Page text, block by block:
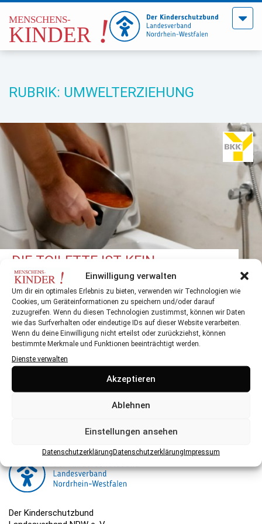
Einwilligung verwalten
Um dir ein optimales Erlebnis zu bieten, verwenden wir Technologien wie
Cookies, um Geräteinformationen zu speichern und/oder darauf
zuzugreifen. Wenn du diesen Technologien zustimmst, können wir Daten
wie das Surfverhalten oder eindeutige IDs auf dieser Website verarbeiten.
Wenn du deine Einwilligung nicht erteilst oder zurückziehst, können
bestimmte Merkmale und Funktionen beeinträchtigt werden.
Dienste verwalten
Akzeptieren
Ablehnen
Einstellungen ansehen
DatenschutzerklärungDatenschutzerklärungImpressum
Menü
RUBRIK: UMWELTERZIEHUNG
DIE TOILETTE IST KEIN
ABFALLEIMER
Herausgeber:
Der Kinderschutzbund NRW ist eine gemeinnützige
Organisation, die ihre Arbeit hauptsächlich über Spenden
finanziert. Hier können Sie spenden.
Der Kinderschutzbund